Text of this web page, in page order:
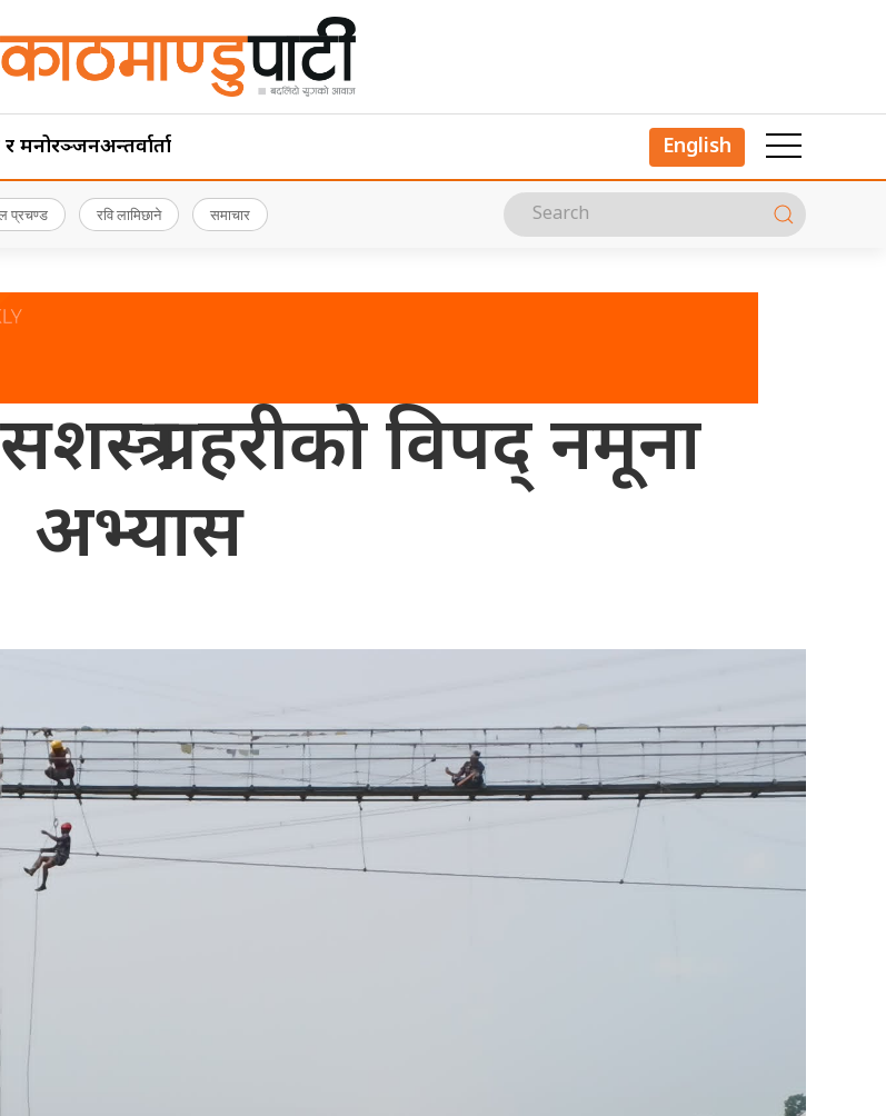
मनोरञ्जनअन्तर्वार्ता English
प्रचण्ड रवि लामिछाने समाचार
प्रहरीको विपद् नमूना
अभ्यास